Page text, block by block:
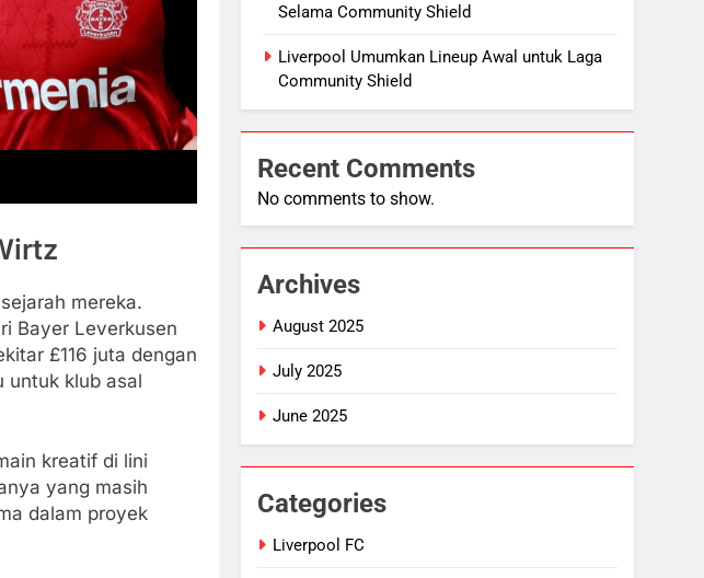
mereka.
Bayer Leverkusen
£116 juta dengan
untuk klub asal
kreatif di lini
yang masih
dalam proyek
Selama Community Shield
Liverpool Umumkan Lineup Awal untuk Laga
Community Shield
Recent Comments
No comments to show.
Archives
August 2025
July 2025
June 2025
Categories
Liverpool FC